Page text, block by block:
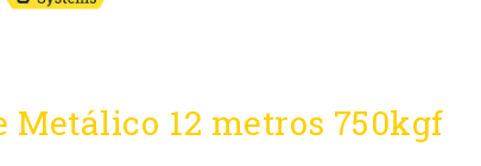
Metálico 12 metros 750kgf